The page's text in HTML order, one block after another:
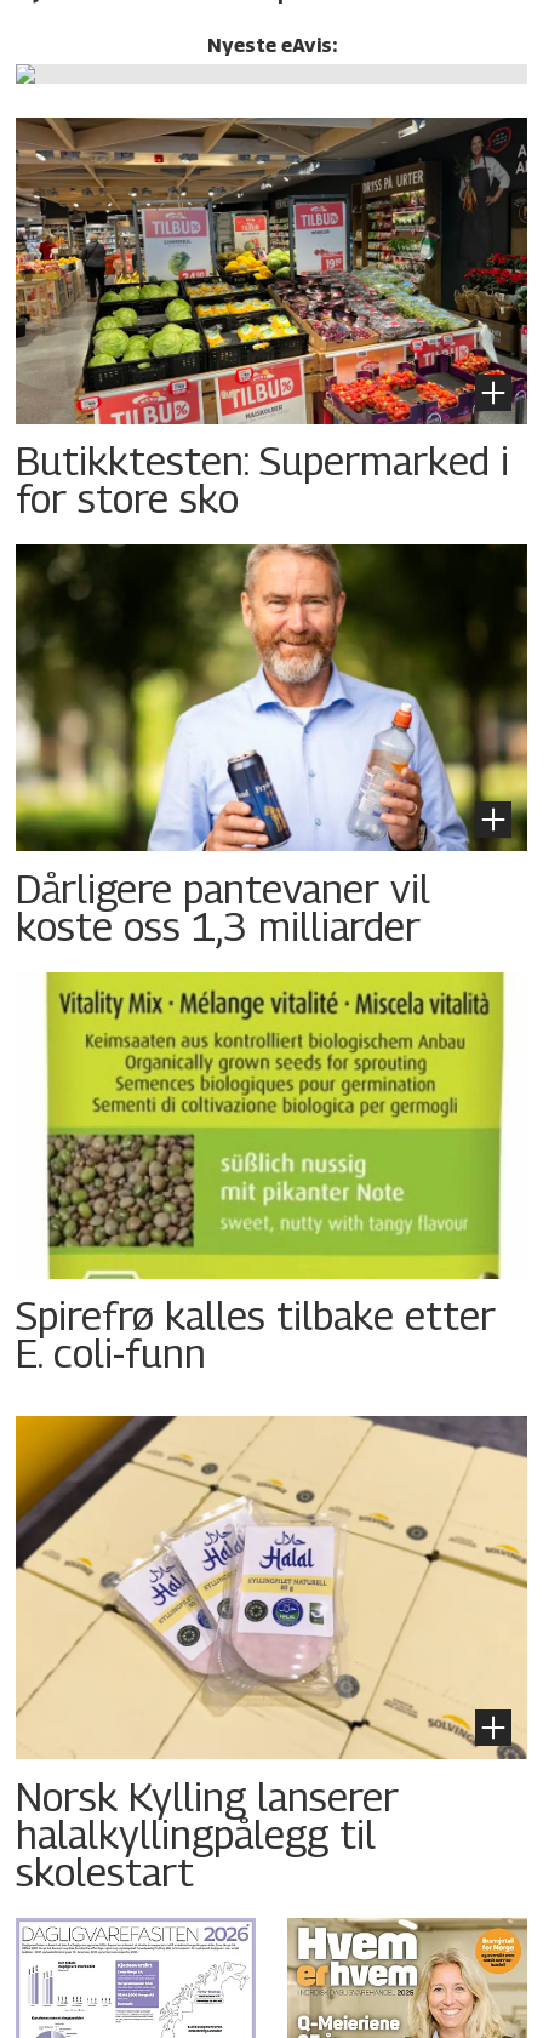
Nyeste eAvis:
Butikktesten: Supermarked i
for store sko
Dårligere pantevaner vil
koste oss 1,3 milliarder
Spirefrø kalles tilbake etter
E. coli-funn
Norsk Kylling lanserer
halalkyllingpålegg til
skolestart